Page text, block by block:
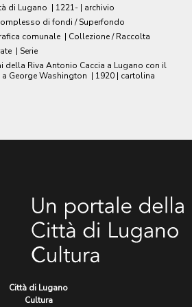
di Lugano | 1221- | archivio
di fondi / Superfondo
comunale | Collezione / Raccolta
| Serie
della Riva Antonio Caccia a Lugano con il
George Washington | 1920 | cartolina
Città di Lugano
Cultura